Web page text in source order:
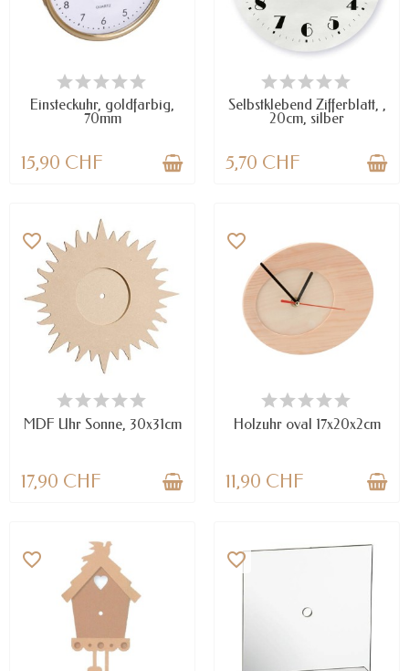
VERFÜGBAR
Einsteckuhr, goldfarbig,
70mm
15,90 CHF
VERFÜGBAR
Selbstklebend Zifferblatt, ,
20cm, silber
5,70 CHF
NUR NOCH WENIGE TEILE
VERFÜGBAR
favorite_border
MDF Uhr Sonne, 30x31cm
17,90 CHF
VERFÜGBAR
favorite_border
Holzuhr oval 17x20x2cm
11,90 CHF
favorite_border favorite_border